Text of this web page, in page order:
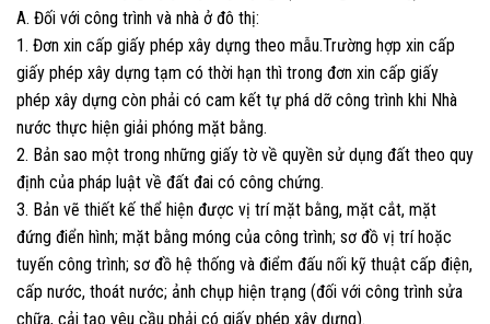
A. Đối với công trình và nhà ở đô thị:
1. Đơn xin cấp giấy phép xây dựng theo mẫu.Trường hợp xin cấp
giấy phép xây dựng tạm có thời hạn thì trong đơn xin cấp giấy
phép xây dựng còn phải có cam kết tự phá dỡ công trình khi Nhà
nước thực hiện giải phóng mặt bằng.
2. Bản sao một trong những giấy tờ về quyền sử dụng đất theo quy
định của pháp luật về đất đai có công chứng.
3. Bản vẽ thiết kế thể hiện được vị trí mặt bằng, mặt cắt, mặt
đứng điển hình; mặt bằng móng của công trình; sơ đồ vị trí hoặc
tuyến công trình; sơ đồ hệ thống và điểm đấu nối kỹ thuật cấp điện,
cấp nước, thoát nước; ảnh chụp hiện trạng (đối với công trình sửa
chữa, cải tạo yêu cầu phải có giấy phép xây dựng).